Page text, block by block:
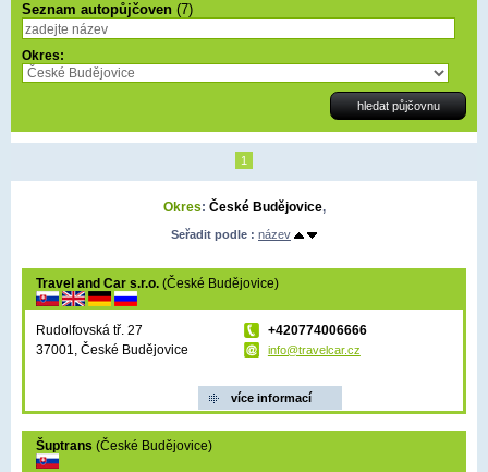
Seznam autopůjčoven (7)
Okres:
1
Okres: České Budějovice,
Seřadit podle : název
Travel and Car s.r.o. (České Budějovice)
Rudolfovská tř. 27
37001, České Budějovice
+420774006666
info@travelcar.cz
více informací
Šuptrans (České Budějovice)